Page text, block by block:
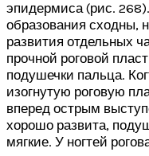
эпидермиса (рис.
образования сходны,
развития отдельных
прочной роговой
подушечки пальца.
изогнутую роговую
вперед острым
хорошо развита,
мягкие. У ногтей